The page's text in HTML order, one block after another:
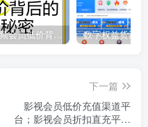
闲鱼视频会员低价背后的秘密
下一篇
影视会员低价充值渠道平
台；影视会员折扣直充平台